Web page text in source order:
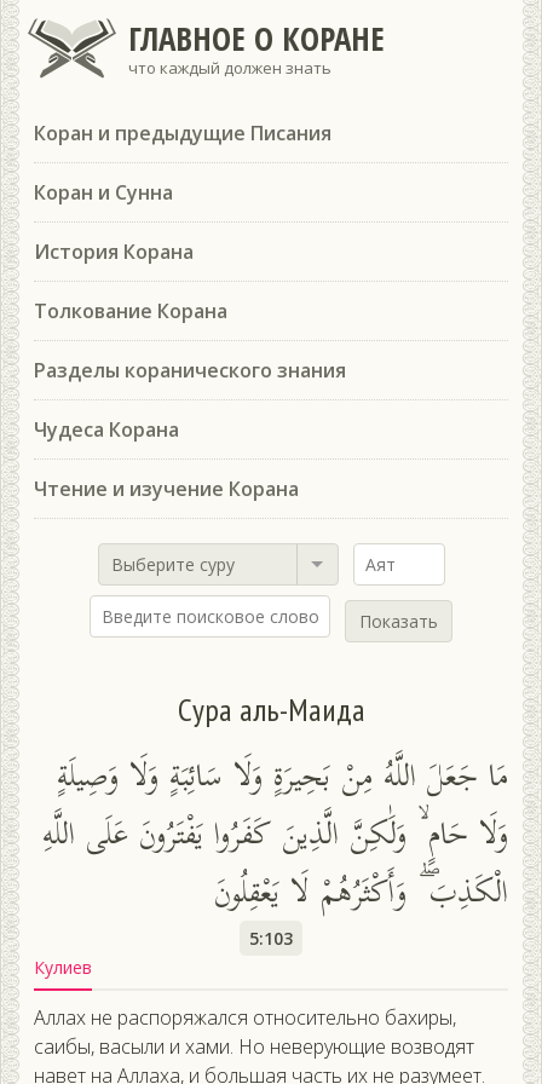
ГЛАВНОЕ О КОРАНЕ
что каждый должен знать
Коран и предыдущие Писания
Коран и Сунна
История Корана
Толкование Корана
Разделы коранического знания
Чудеса Корана
Чтение и изучение Корана
Выберите суру
Показать
Сура аль-Маида
مَا جَعَلَ اللَّهُ مِنْ بَحِيرَةٍ وَلَا سَائِبَةٍ وَلَا وَصِيلَةٍ
وَلَا حَامٍ ۙ وَلَٰكِنَّ الَّذِينَ كَفَرُوا يَفْتَرُونَ عَلَى اللَّهِ
الْكَذِبَ ۖ وَأَكْثَرُهُمْ لَا يَعْقِلُونَ
5:103
Кулиев
Аллах не распоряжался относительно бахиры,
саибы, васыли и хами. Но неверующие возводят
навет на Аллаха, и большая часть их не разумеет.